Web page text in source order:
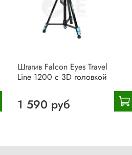
Штатив Falcon Eyes Travel
Line 1200 с 3D головкой
1 590 руб